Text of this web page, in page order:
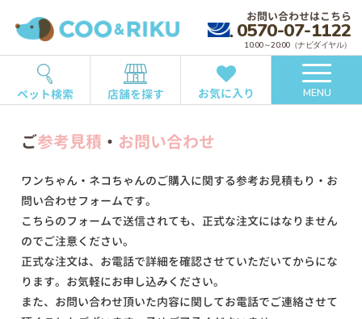
お問い合わせはこちら
0570-07-1122
10:00～20:00（ナビダイヤル）
ペット検索 店舗を探す お気に入り MENU
ご参考見積 ・ お問い合わせ
ワンちゃん・ネコちゃんのご購入に関する参考お見積もり・お
問い合わせフォームです。
こちらのフォームで送信されても、正式な注文にはなりません
のでご注意ください。
正式な注文は、お電話で詳細を確認させていただいてからにな
ります。お気軽にお申し込みください。
また、お問い合わせ頂いた内容に関してお電話でご連絡させて